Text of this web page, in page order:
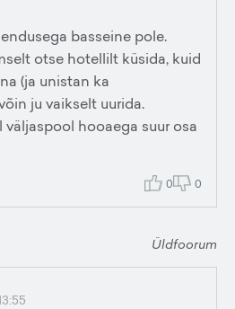
basseine pole.
otse hotellilt küsida, kuid
(ja unistan ka
ju vaikselt uurida.
hooaega suur osa
0 0
Üldfoorum